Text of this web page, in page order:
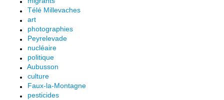
Télé Millevaches
art
photographies
Peyrelevade
nucléaire
politique
Aubusson
culture
Faux-la-Montagne
pesticides